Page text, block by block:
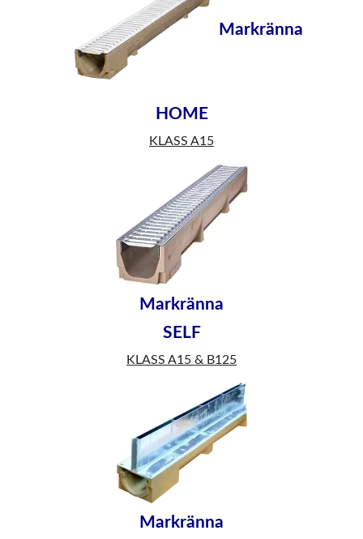
Markränna
HOME
KLASS A15
Markränna
SELF
KLASS A15 & B125
Markränna